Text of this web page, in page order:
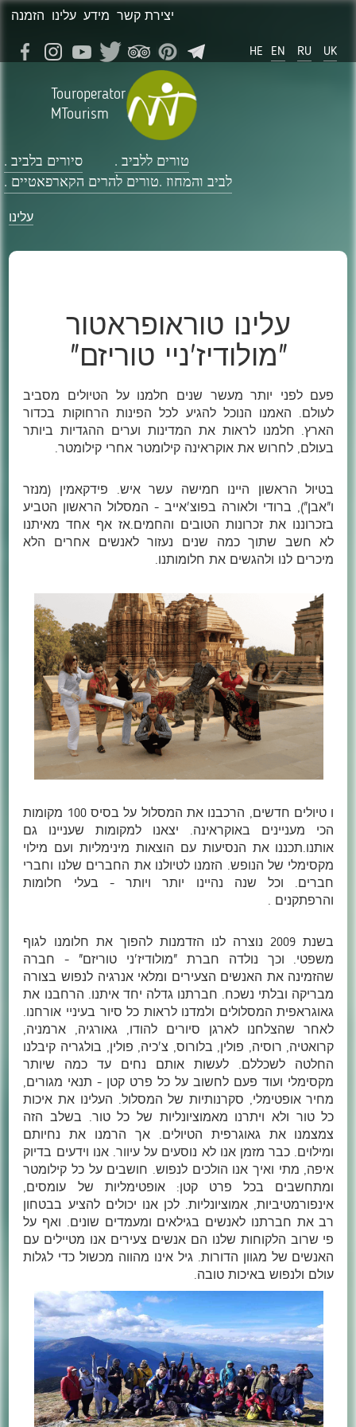
הזמנה עלינו מידע יצירת קשר
UK
RU
EN
HE
Touroperator
MTourism
טורים ללביב .
סיורים בלביב .
לביב והמחוז .טורים להרים הקארפאטיים .
עלינו
עלינו טוראופראטור
"מולודיז'ניי טוריזם"
פעם לפני יותר מעשר שנים חלמנו על הטיולים מסביב
לעולם. האמנו הנוכל להגיע לכל הפינות הרחוקות בכדור
הארץ. חלמנו לראות את המדינות וערים ההגדיות ביותר
בעולם, לחרוש את אוקראינה קילומטר אחרי קילומטר.
בטיול הראשון היינו חמישה עשר איש. פידקאמין (מנזר
ו"אבן"), ברודי ולאורה בפוצ'אייב - המסלול הראשון הטביע
בזכרוננו את זכרונות הטובים והחמים.אז אף אחד מאיתנו
לא חשב שתוך כמה שנים נעזור לאנשים אחרים הלא
מיכרים לנו ולהגשים את חלומותנו.
ו טיולים חדשים, הרכבנו את המסלול על בסיס 100 מקומות
הכי מעניינים באוקראינה. יצאנו למקומות שעניינו גם
אותנו.תכננו את הנסיעות עם הוצאות מינימליות ועם מילוי
מקסימלי של הנופש. הזמנו לטיולנו את החברים שלנו וחברי
חברים. וכל שנה נהיינו יותר ויותר - בעלי חלומות
והרפתקנים .
בשנת 2009 נוצרה לנו הזדמנות להפוך את חלומנו לגוף
משפטי. וכך נולדה חברת "מולודיז'ני טוריזם" - חברה
שהזמינה את האנשים הצעירים ומלאי אנרגיה לנפוש בצורה
מבריקה ובלתי נשכח. חברתנו גדלה יחד איתנו. הרחבנו את
גאוגראפית המסלולים ולמדנו לראות כל סיור בעיניי אורחנו.
לאחר שהצלחנו לארגן סיורים להודו, גאורגיה, ארמניה,
קרואטיה, רוסיה, פולין, בלורוס, צ'כיה, פולין, בולגריה קיבלנו
החלטה לשכללם. לעשות אותם נחים עד כמה שיותר
מקסימלי ועוד פעם לחשוב על כל פרט קטן - תנאי מגורים,
מחיר אופטימלי, סקרנותיות של המסלול. העלינו את איכות
כל טור ולא ויתרנו מאמוציונליות של כל טור. בשלב הזה
צמצמנו את גאוגרפית הטיולים. אך הרמנו את נחיותם
ומילוים. כבר מזמן אנו לא נוסעים על עיוור. אנו וידעים בדיוק
איפה, מתי ואיך אנו הולכים לנפוש. חושבים על כל קילומטר
ומתחשבים בכל פרט קטן: אופטימליות של עומסים,
אינפורמטיביות, אמוציונליות. לכן אנו יכולים להציע בבטחון
רב את חברתנו לאנשים בגילאים ומעמדים שונים. ואף על
פי שרוב הלקוחות שלנו הם אנשים צעירים אנו מטיילים עם
האנשים של מגוון הדורות. גיל אינו מהווה מכשול כדי לגלות
עולם ולנפוש באיכות טובה.